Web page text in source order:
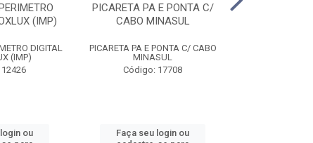
(IMP)
DIGITAL
(IMP)
ou
PICARETA PA E PONTA C/
CABO MINASUL
PICARETA PA E PONTA C/ CABO
MINASUL
Código: 17708
Faça seu login ou